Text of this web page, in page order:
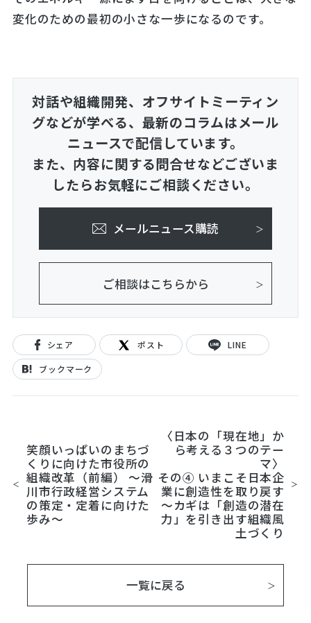
変化のための最初の小さな一歩になるのです。
対話や組織開発、オフサイトミーティン
グなどが学べる、 最新のコラムはメール
ニュースで配信しています。
また、内容に関する問合せなどございま
したらお気軽にご相談ください。
メールニュース購読
ご相談はこちらから
シェア ポスト LINE
ブックマーク
笑顔いっぱいのまちづ
くりに向けた市役所の
組織改革（前編） 〜滑
川市行政経営システム
の策定・定着に向けた
歩み〜
一覧に戻る
〈日本の「現在地」か
ら考える３つのテー
マ〉
その④ いまこそ日本企
業に創造性を取り戻す
～カギは「創造の潜在
力」を引き出す組織風
土づくり